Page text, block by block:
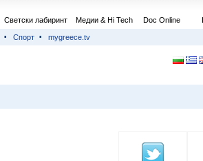
Светски лабиринт Медии & Hi Tech Doc Online
Спорт mygreece.tv